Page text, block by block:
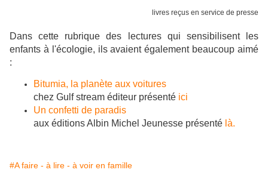
livres reçus en service de presse
Dans cette rubrique des lectures qui sensibilisent les
enfants à l'écologie, ils avaient également beaucoup aimé
:
Bitumia, la planète aux voitures
chez Gulf stream éditeur présenté ici
Un confetti de paradis
aux éditions Albin Michel Jeunesse présenté là.
#A faire - à lire - à voir en famille